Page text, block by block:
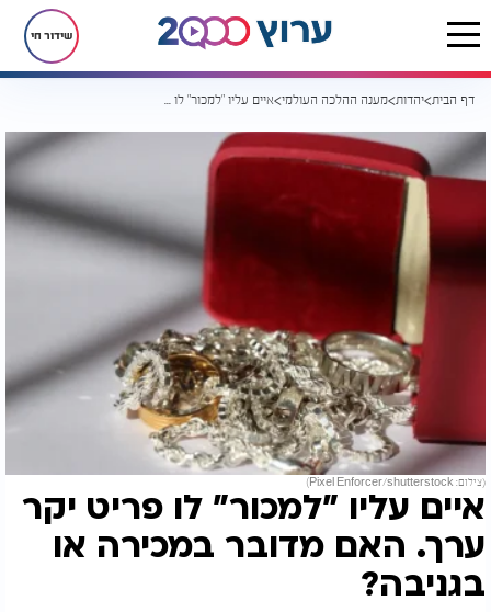
שידור חי
דף הבית יהדות מענה ההלכה העולמי איים עליו "למכור" לו פריט יקר ערך. האם מדובר במכירה או בגניבה?
(צילום: Pixel Enforcer/shutterstock)
איים עליו "למכור" לו פריט יקר
ערך. האם מדובר במכירה או
בגניבה?